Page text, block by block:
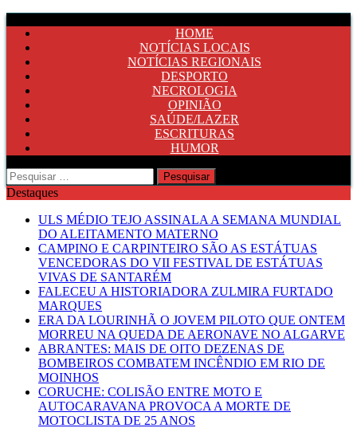
HOME
NOTÍCIAS LOCAIS
NOTÍCIAS REGIONAIS
DESPORTO
NECROLOGIA
OPINIÃO
SAÚDE/LAZER
ESCRITURAS
HUMOR
Pesquisar
por:
Destaques
ULS MÉDIO TEJO ASSINALA A SEMANA MUNDIAL
DO ALEITAMENTO MATERNO
CAMPINO E CARPINTEIRO SÃO AS ESTÁTUAS
VENCEDORAS DO VII FESTIVAL DE ESTÁTUAS
VIVAS DE SANTARÉM
FALECEU A HISTORIADORA ZULMIRA FURTADO
MARQUES
ERA DA LOURINHÃ O JOVEM PILOTO QUE ONTEM
MORREU NA QUEDA DE AERONAVE NO ALGARVE
ABRANTES: MAIS DE OITO DEZENAS DE
BOMBEIROS COMBATEM INCÊNDIO EM RIO DE
MOINHOS
CORUCHE: COLISÃO ENTRE MOTO E
AUTOCARAVANA PROVOCA A MORTE DE
MOTOCLISTA DE 25 ANOS